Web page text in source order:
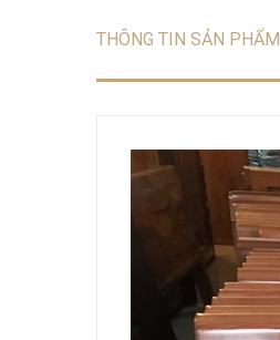
THÔNG TIN SẢN PHẨM